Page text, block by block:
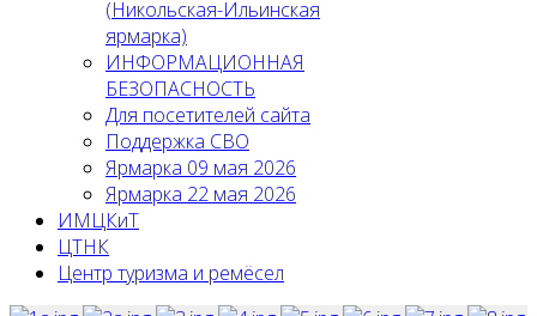
(Никольская-Ильинская
ярмарка)
ИНФОРМАЦИОННАЯ
БЕЗОПАСНОСТЬ
Для посетителей сайта
Поддержка СВО
Ярмарка 09 мая 2026
Ярмарка 22 мая 2026
ИМЦКиТ
ЦТНК
Центр туризма и ремёсел